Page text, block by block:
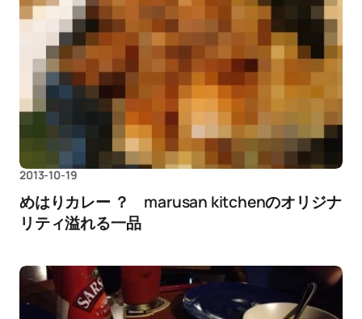
2013-10-19
めはりカレー ？ marusan kitchenのオリジナ
リティ溢れる一品